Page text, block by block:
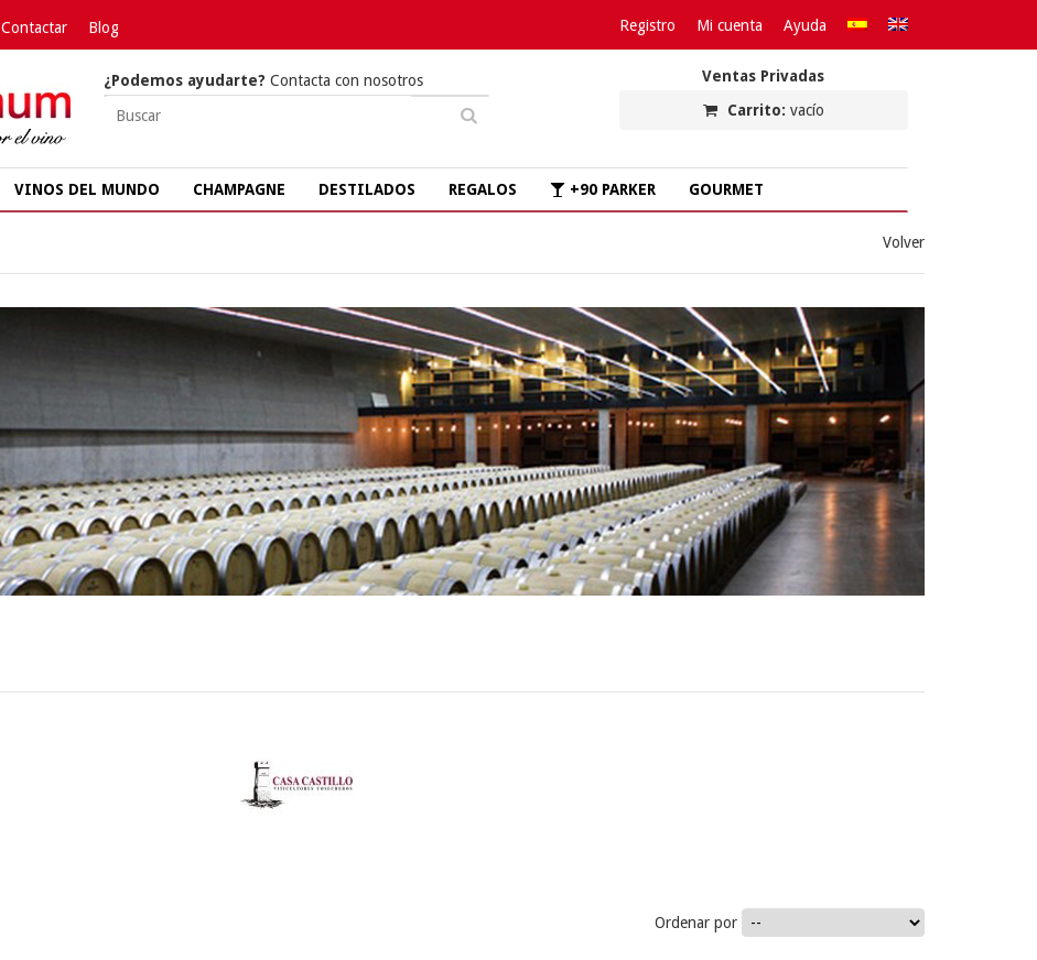
Contactar Blog Registro Mi cuenta Ayuda
Ventas Privadas
Carrito: vacío
¿Podemos ayudarte? Contacta con nosotros
VINOS DEL MUNDO CHAMPAGNE DESTILADOS REGALOS +90 PARKER GOURMET
Volver
Ordenar por